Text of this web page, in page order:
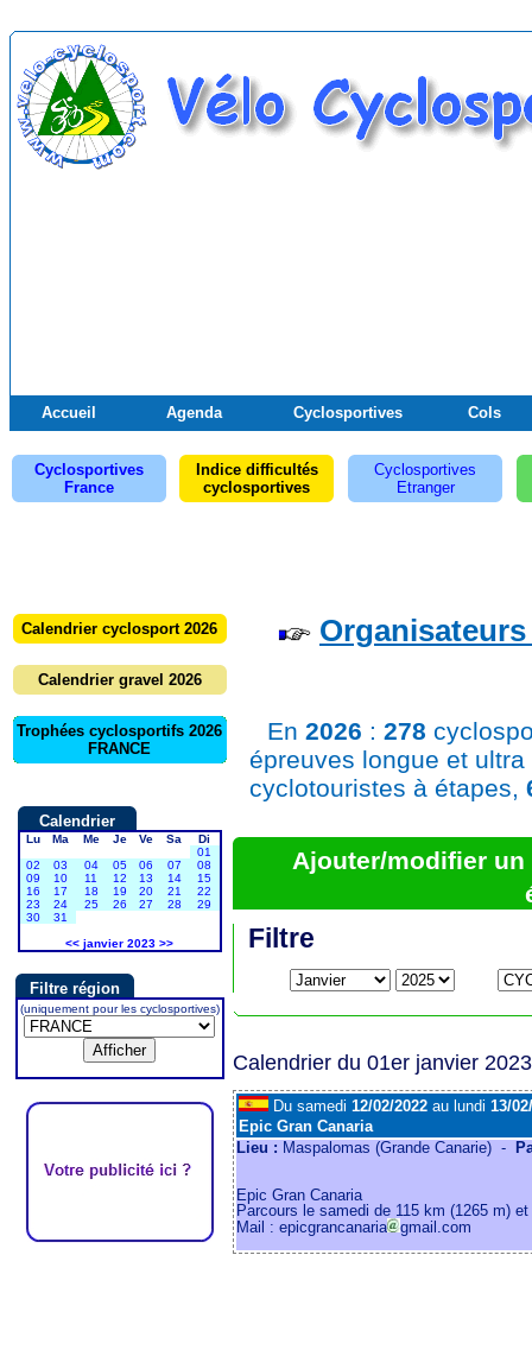
Accueil Agenda Cyclosportives Cols
Cyclosportives
France
Indice difficultés
cyclosportives
Cyclosportives
Etranger
Calendrier cyclosport 2026
Calendrier gravel 2026
Trophées cyclosportifs 2026
FRANCE
Calendrier
Lu Ma Me Je Ve Sa
Di
01
02
03 04 05 06 07
08
09
10 11 12 13 14
15
16
17 18 19 20 21
22
23
24 25 26 27 28
29
30
31
<< janvier 2023 >>
Filtre région
(uniquement pour les cyclosportives)
En 2026 : 278
épreuves longue et
cyclotouristes à étapes,
Ajouter/modifier un
Filtre
Calendrier du 01er janvier 2023
Du samedi 12/02/2022au lundi 13/
Epic Gran Canaria
Lieu : Maspalomas (Grande Canarie) -
Epic Gran Canaria
Parcours le samedi de 115 km (1265 m)
Mail : epicgrancanaria
gmail.com